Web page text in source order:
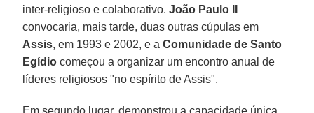
inter-religioso e colaborativo.João Paulo II
convocaria, mais tarde, duas outras cúpulas em
Assis, em 1993 e 2002, e aComunidade de Santo
Egídio começou a organizar um encontro anual de
líderes religiosos "no espírito de Assis".
Em segundo lugar, demonstrou a capacidade única